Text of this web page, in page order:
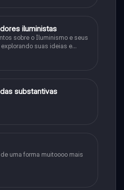
iluministas
sobre o Iluminismo e seus
suas ideias e
substantivas
uma forma muitoooo mais